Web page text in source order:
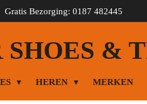
Gratis Bezorging: 0187 482445
&
HEREN MERKEN